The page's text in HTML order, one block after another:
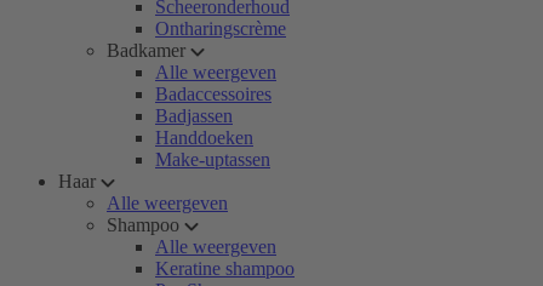
Scheeronderhoud
Ontharingscrème
Badkamer
Alle weergeven
Badaccessoires
Badjassen
Handdoeken
Make-uptassen
Haar
Alle weergeven
Shampoo
Alle weergeven
Keratine shampoo